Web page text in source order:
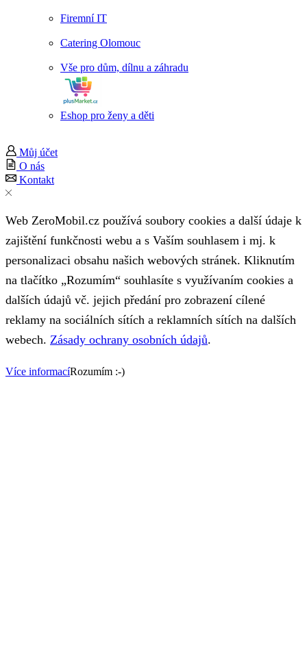
Firemní IT
Catering Olomouc
Vše pro dům, dílnu a záhradu
Eshop pro ženy a děti
Můj účet
O nás
Kontakt
Web ZeroMobil.cz používá soubory cookies a další údaje k
zajištění funkčnosti webu a s Vaším souhlasem i mj. k
personalizaci obsahu našich webových stránek. Kliknutím
na tlačítko „Rozumím“ souhlasíte s využívaním cookies a
dalších údajů vč. jejich předání pro zobrazení cílené
reklamy na sociálních sítích a reklamních sítích na dalších
webech. Zásady ochrany osobních údajů.
Více informacíRozumím :-)